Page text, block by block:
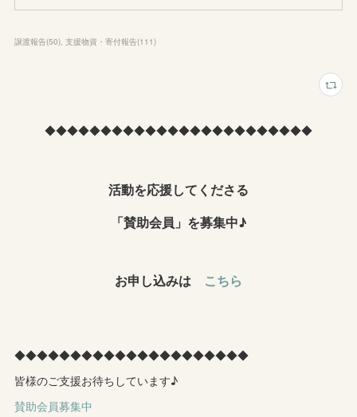
譲渡報告(50) 支援物資・寄付報告(111)
◆◆◆◆◆◆◆◆◆◆◆◆◆◆◆◆◆◆◆◆◆◆◆◆
活動を応援してくださる
「賛助会員」を募集中♪
お申し込みは こちら
◆◆◆◆◆◆◆◆◆◆◆◆◆◆◆◆◆◆◆◆◆
皆様のご支援お待ちしています♪
賛助会員募集中